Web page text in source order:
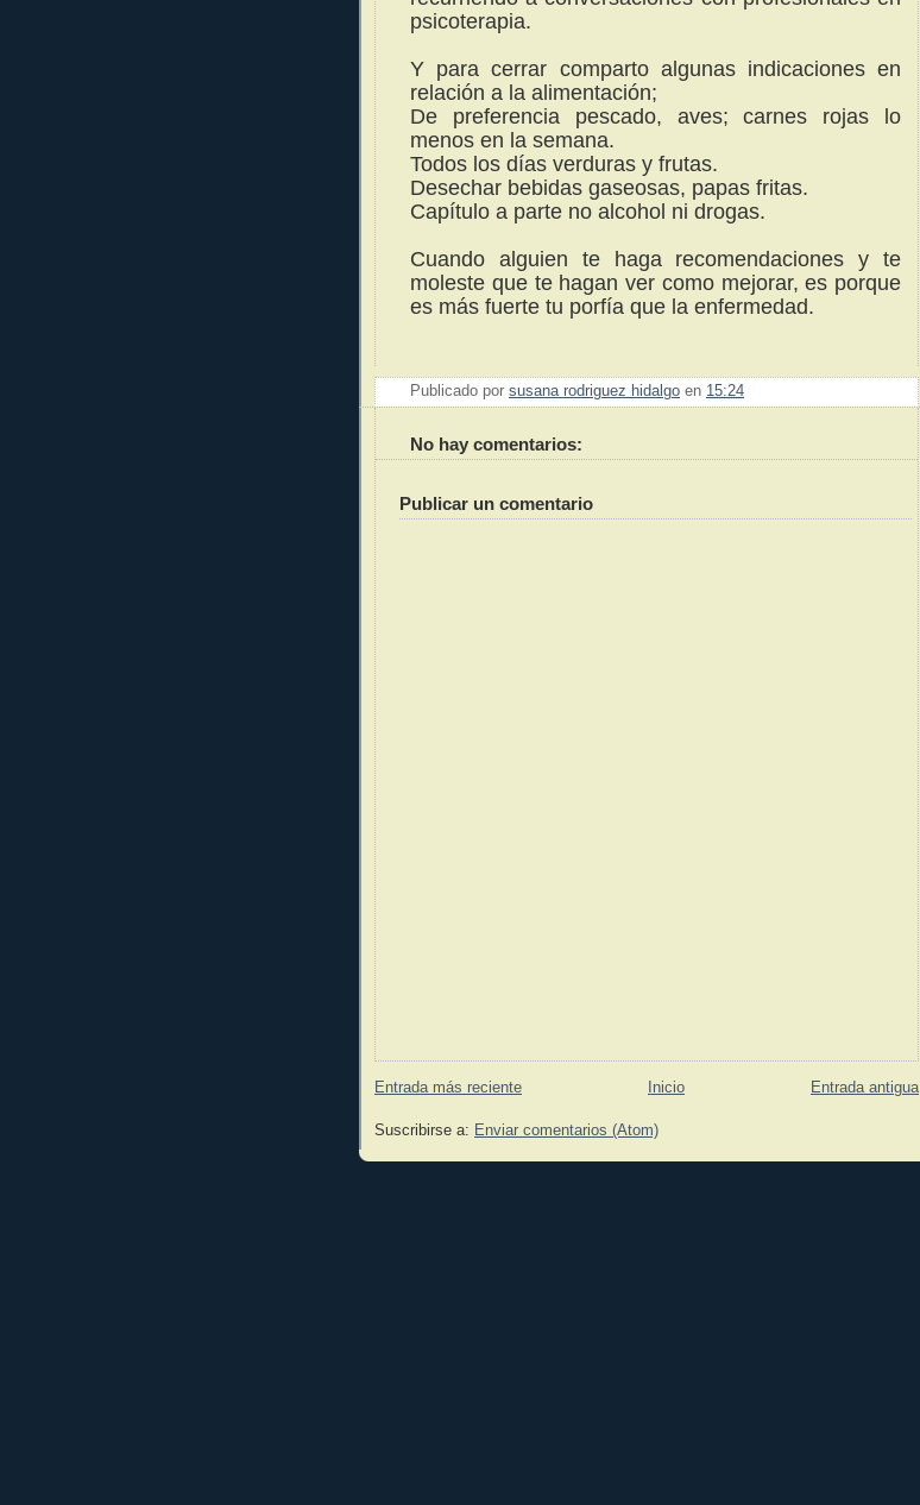
psicoterapia.
Y para cerrar comparto algunas indicaciones en
relación a la alimentación;
De preferencia pescado, aves;carnes rojas lo
menos en la semana.
Todos los días verduras y frutas.
Desechar bebidas gaseosas, papas fritas.
Capítulo a parte no alcohol ni drogas.
Cuando alguien te haga recomendaciones y te
moleste que te hagan ver como mejorar, es porque
es más fuerte tu porfía que la enfermedad.
Publicado por susana rodriguez hidalgo en 15:24
No hay comentarios:
Publicar un comentario
Entrada más reciente Entrada antigua
Inicio
Suscribirse a: Enviar comentarios (Atom)